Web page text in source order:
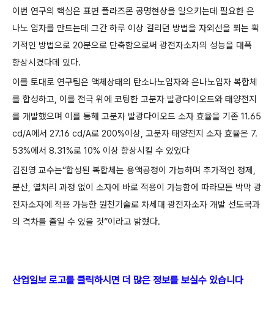
이번 연구의 핵심은 표면 플라즈몬 공명현상을 일으키는데 필요한 은
나노 입자를 만드는데 그간 하루 이상 걸리던 방법을 자외선을 쬐는 획
기적인 방법으로 20분으로 단축함으로써 광전자소자의 성능을 대폭
향상시켰다데 있다.
이를 토대로 연구팀은 액체상태의 탄소나노입자와 은나노입자 복합체
를 합성하고, 이를 전극 위에 코팅한 고분자 발광다이오드와 태양전지
를 개발했으며 이를 통해 고분자 발광다이오드 소자 효율을 기존 11.65
cd/A에서 27.16 cd/A로 200%이상, 고분자 태양전지 소자 효율은 7.
53%에서 8.31%로 10% 이상 향상시킬 수 있었다
김진영 교수는“합성된 복합체는 용액공정이 가능하며 추가적인 정제,
분산, 열처리 과정 없이 소자에 바로 적용이 가능함에 따라모든 박막 광
전자소자에 적용 가능한 원천기술로 차세대 광전자소자 개발 선도국과
의 격차를 줄일 수 있을 것”이라고 밝혔다.
산업일보 로고를 클릭하시면 더 많은 정보를 보실수 있습니다